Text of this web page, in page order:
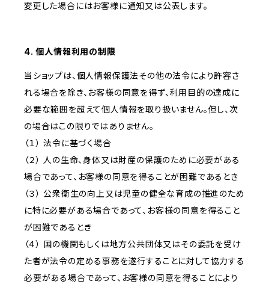
変更した場合にはお客様に通知又は公表します。
4. 個人情報利用の制限
当ショップは、個人情報保護法その他の法令により許容さ
れる場合を除き、お客様の同意を得ず、利用目的の達成に
必要な範囲を超えて個人情報を取り扱いません。但し、次
の場合はこの限りではありません。
（１） 法令に基づく場合
（２） 人の生命、身体又は財産の保護のために必要がある
場合であって、お客様の同意を得ることが困難であるとき
（３） 公衆衛生の向上又は児童の健全な育成の推進のため
に特に必要がある場合であって、お客様の同意を得ること
が困難であるとき
（４） 国の機関もしくは地方公共団体又はその委託を受け
た者が法令の定める事務を遂行することに対して協力する
必要がある場合であって、お客様の同意を得ることにより